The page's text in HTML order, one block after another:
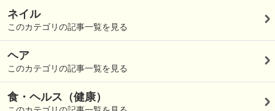
ネイル
このカテゴリの記事一覧を見る
ヘア
このカテゴリの記事一覧を見る
食・ヘルス（健康）